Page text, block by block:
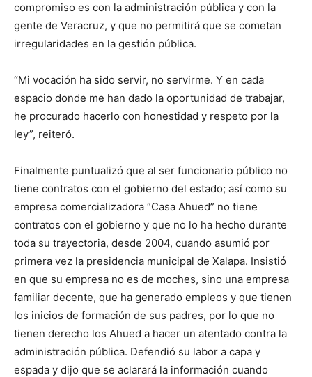
compromiso es con la administración pública y con la
gente de Veracruz, y que no permitirá que se cometan
irregularidades en la gestión pública.
“Mi vocación ha sido servir, no servirme. Y en cada
espacio donde me han dado la oportunidad de trabajar,
he procurado hacerlo con honestidad y respeto por la
ley”, reiteró.
Finalmente puntualizó que al ser funcionario público no
tiene contratos con el gobierno del estado; así como su
empresa comercializadora “Casa Ahued” no tiene
contratos con el gobierno y que no lo ha hecho durante
toda su trayectoria, desde 2004, cuando asumió por
primera vez la presidencia municipal de Xalapa. Insistió
en que su empresa no es de moches, sino una empresa
familiar decente, que ha generado empleos y que tienen
los inicios de formación de sus padres, por lo que no
tienen derecho los Ahued a hacer un atentado contra la
administración pública. Defendió su labor a capa y
espada y dijo que se aclarará la información cuando